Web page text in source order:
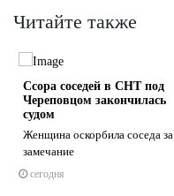
Читайте также
Ссора соседей в СНТ под
Череповцом закончилась
судом
Женщина оскорбила соседа за
замечание
сегодня